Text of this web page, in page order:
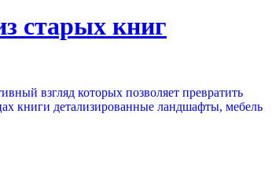
старых книг
взгляд которых позволяет превратить
книги детализированные ландшафты, мебель